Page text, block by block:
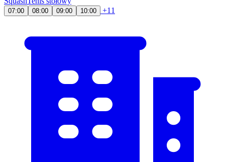
07:00 08:00 09:00 10:00 +11